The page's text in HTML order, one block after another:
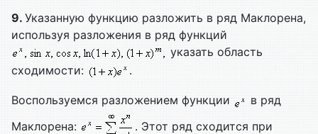
9. Указанную функцию разложить в ряд Маклорена,
используя разложения в ряд функций
указать область
сходимости:
.
Воспользуемся разложением функции
в ряд
Маклорена:
. Этот ряд сходится при